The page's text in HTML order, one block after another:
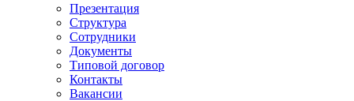
Презентация
Структура
Сотрудники
Документы
Типовой договор
Контакты
Вакансии